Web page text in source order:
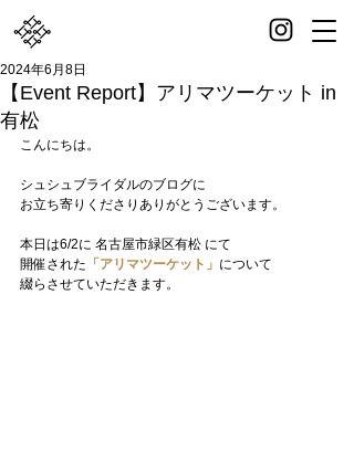
【Event Report】アリマツーケット in
有松
2024年6月8日
こんにちは。
シュシュブライダルのブログに
お立ち寄りくださりありがとうございます。
本日は6/2に 名古屋市緑区有松 にて
開催された 「アリマツーケット」 について
綴らさせていただきます。